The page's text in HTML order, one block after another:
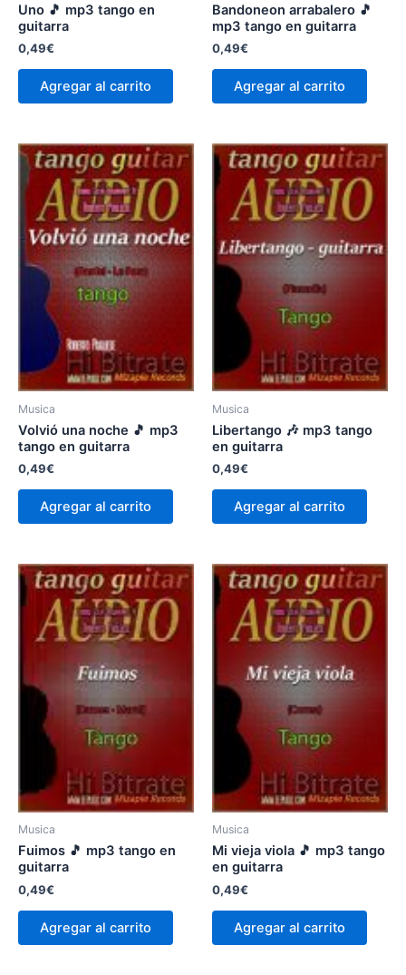
Uno 🎵 mp3 tango en
guitarra
0,49€
Agregar al carrito
Bandoneon arrabalero 🎵
mp3 tango en guitarra
0,49€
Agregar al carrito
Musica
Volvió una noche 🎵 mp3
tango en guitarra
0,49€
Agregar al carrito
Musica
Libertango 🎶 mp3 tango
en guitarra
0,49€
Agregar al carrito
Musica
Fuimos 🎵 mp3 tango en
guitarra
0,49€
Agregar al carrito
Musica
Mi vieja viola 🎵 mp3 tango
en guitarra
0,49€
Agregar al carrito